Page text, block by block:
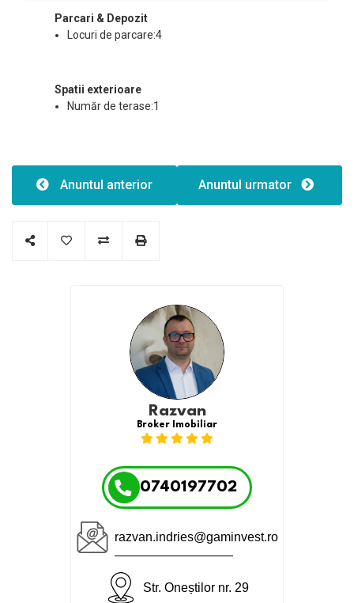
Parcari & Depozit
Locuri de parcare:4
Spatii exterioare
Număr de terase:1
Anuntul anterior Anuntul urmator
Razvan
Broker Imobiliar
0740197702
razvan.indries@gaminvest.ro
Str. Oneștilor nr. 29